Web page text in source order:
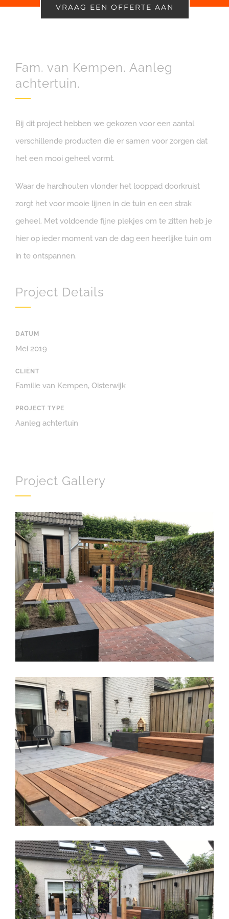
VRAAG EEN OFFERTE AAN
Fam. van Kempen. Aanleg
achtertuin.
Bij dit project hebben we gekozen voor een aantal
verschillende producten die er samen voor zorgen dat
het een mooi geheel vormt.
Waar de hardhouten vlonder het looppad doorkruist
zorgt het voor mooie lijnen in de tuin en een strak
geheel. Met voldoende fijne plekjes om te zitten heb je
hier op ieder moment van de dag een heerlijke tuin om
in te ontspannen.
Project Details
DATUM
Mei 2019
CLIËNT
Familie van Kempen, Oisterwijk
PROJECT TYPE
Aanleg achtertuin
Project Gallery